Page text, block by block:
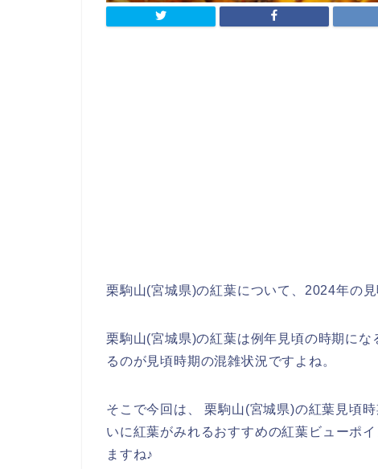
栗駒山(宮城県)の紅葉について、2024年の
栗駒山(宮城県)の紅葉は例年見頃の時期に
るのが見頃時期の混雑状況ですよね。
そこで今回は、 栗駒山(宮城県)の紅葉見頃
いに紅葉がみれるおすすめの紅葉ビューポ
ますね♪